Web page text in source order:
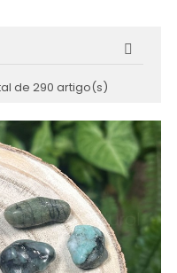

de 290 artigo(s)